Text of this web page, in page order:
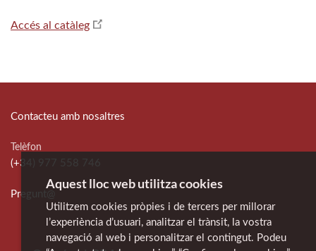
Accés al catàleg
Contacteu amb nosaltres
Telèfon
(+34) 977 558 746
Pregunt@
Aquest lloc web utilitza cookies
Utilitzem cookies pròpies i de tercers per millorar
l’experiència d’usuari, analitzar el trànsit, la vostra
navegació al web i personalitzar el contingut. Podeu